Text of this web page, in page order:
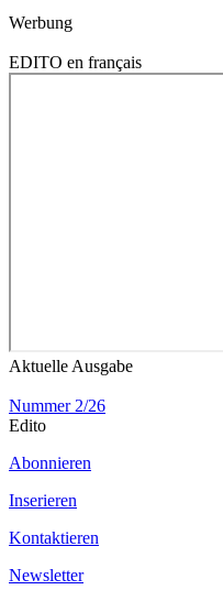
Werbung
EDITO en français
Aktuelle Ausgabe
Nummer 2/26
Edito
Abonnieren
Inserieren
Kontaktieren
Newsletter